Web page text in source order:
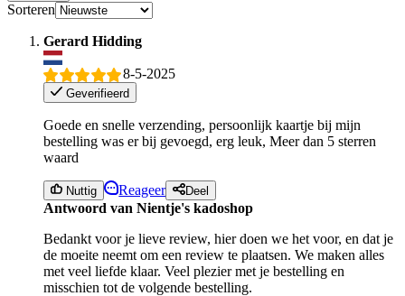
Sorteren
Gerard Hidding
8-5-2025
Geverifieerd
Goede en snelle verzending, persoonlijk kaartje bij mijn
bestelling was er bij gevoegd, erg leuk, Meer dan 5 sterren
waard
Nuttig Reageer Deel
Antwoord van Nientje's kadoshop
Bedankt voor je lieve review, hier doen we het voor, en dat je
de moeite neemt om een review te plaatsen. We maken alles
met veel liefde klaar. Veel plezier met je bestelling en
misschien tot de volgende bestelling.